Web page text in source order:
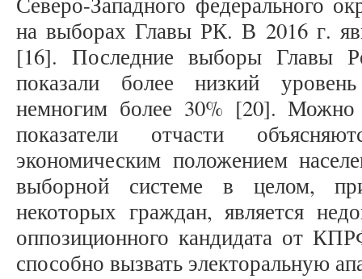
на выборах Главы РК. В 2016 г.
[16]. Последние выборы Главы
показали более низкий
немногим более 30% [20]. Можно
показатели отчасти
экономическим положением
выборной системе в целом,
некоторых граждан, является
оппозиционного кандидата от
способно вызвать электоральную